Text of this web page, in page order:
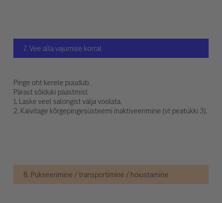
7. Vee alla vajumise korral
Pinge oht kerele puudub.
Pärast sõiduki päästmist
1. Laske veel salongist välja voolata.
2. Käivitage kõrgepingesüsteemi inaktiveerimine (vt peatükki 3).
8. Pukseerimine / transportimine / hoiustamine